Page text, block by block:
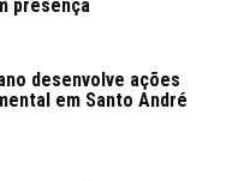
presença
desenvolve ações
em Santo André